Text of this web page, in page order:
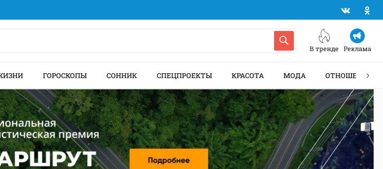
В тренде Реклама
ГОРОСКОПЫ СОННИК СПЕЦПРОЕКТЫ КРАСОТА МОДА ОТНОШЕНИЯ